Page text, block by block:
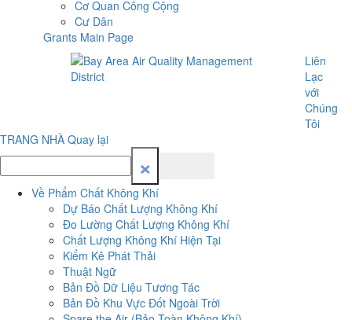
Cơ Quan Công Cộng
Cư Dân
Grants Main Page
Liên
Lạc
với
Chúng
Tôi
TRANG NHÀ Quay lại
×
Về Phẩm Chất Không Khí
Dự Báo Chất Lượng Không Khí
Đo Lường Chất Lượng Không Khí
Chất Lượng Không Khí Hiện Tại
Kiểm Kê Phát Thải
Thuật Ngữ
Bản Đồ Dữ Liệu Tương Tác
Bản Đồ Khu Vực Đốt Ngoài Trời